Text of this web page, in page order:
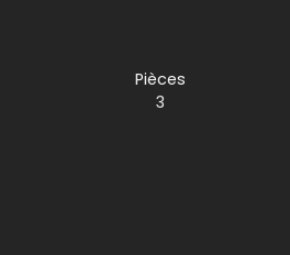
Pièces
3